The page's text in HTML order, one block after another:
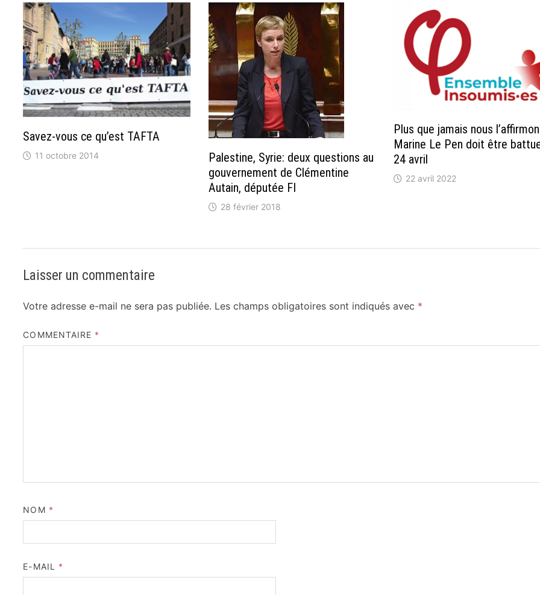
Savez-vous ce qu’est TAFTA
11 octobre 2014
Palestine, Syrie: deux questions au
gouvernement de Clémentine
Autain, députée FI
28 février 2018
Plus que jamais nous
Marine Le Pen doit être
24 avril
22 avril 2022
Laisser un commentaire
Votre adresse e-mail ne sera pas publiée. Les champs obligatoires sont indiqués avec *
COMMENTAIRE *
NOM *
E-MAIL *